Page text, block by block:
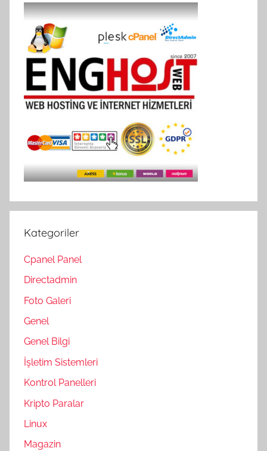
Kategoriler
Cpanel Panel
Directadmin
Foto Galeri
Genel
Genel Bilgi
İşletim Sistemleri
Kontrol Panelleri
Kripto Paralar
Linux
Magazin